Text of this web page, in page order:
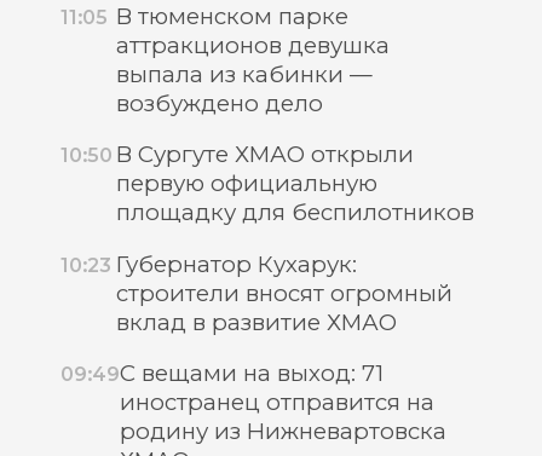
11:05 В тюменском парке
аттракционов девушка
выпала из кабинки —
возбуждено дело
10:50 В Сургуте ХМАО открыли
первую официальную
площадку для беспилотников
10:23 Губернатор Кухарук:
строители вносят огромный
вклад в развитие ХМАО
09:49С вещами на выход: 71
иностранец отправится на
родину из Нижневартовска